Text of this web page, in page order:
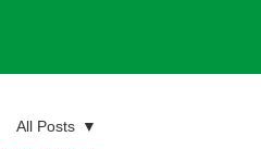
All Posts